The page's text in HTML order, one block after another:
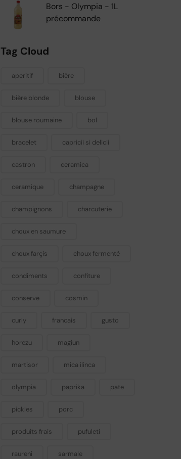
Bors - Olympia - 1L
précommande
Tag Cloud
aperitif bière
bière blonde blouse
blouse roumaine bol
bracelet capricii si delicii
castron ceramica
ceramique champagne
champignons charcuterie
choux en saumure
choux farçis choux fermenté
condiments confiture
conserve cosmin
curly francais gusto
horezu magiun
martisor mica ilinca
olympia paprika pate
pickles porc
produits frais pufuleti
raureni sarmale